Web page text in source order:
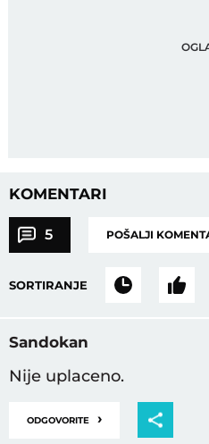
KOMENTARI
5 POŠALJI
SORTIRANJE
Sandokan
Nije uplaceno.
ODGOVORITE ›